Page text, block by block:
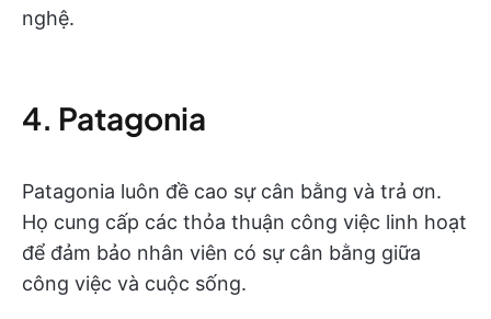
nghệ.
4. Patagonia
Patagonia luôn đề cao sự cân bằng và trả ơn.
Họ cung cấp các thỏa thuận công việc linh hoạt
để đảm bảo nhân viên có sự cân bằng giữa
công việc và cuộc sống.